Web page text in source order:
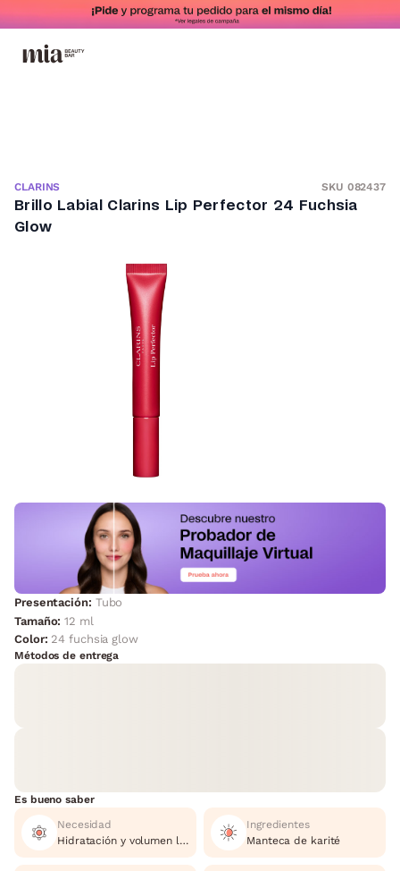
CLARINS SKU 082437
Brillo Labial Clarins Lip Perfector 24 Fuchsia
Glow
Presentación: Tubo
Tamaño:12 ml
Color: 24 fuchsia glow
Métodos de entrega
Es bueno saber
Necesidad
Hidratación y volumen labial.
Ingredientes
Manteca de karité